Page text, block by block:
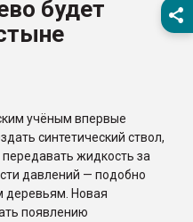
Материал поверхности
вакуумного
ПЕРЕЙТИ НА
будет
учёным впервые
синтетический ствол,
жидкость за
давлений — подобно
деревьям. Новая
появлению